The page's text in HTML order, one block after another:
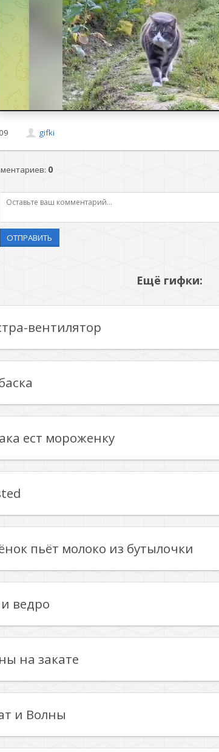
gifki
: 0
ОТПРАВИТЬ
Ещё гифки:
вентилятор
ест мороженку
пьёт молоко из бутылочки
ведро
на закате
и Волны